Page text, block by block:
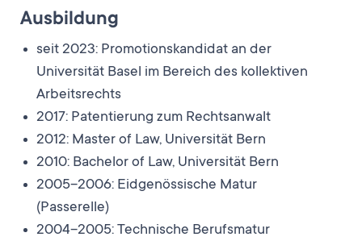
Ausbildung
seit 2023: Promotionskandidat an der
Universität Basel im Bereich des kollektiven
Arbeitsrechts
2017: Patentierung zum Rechtsanwalt
2012: Master of Law, Universität Bern
2010: Bachelor of Law, Universität Bern
2005–2006: Eidgenössische Matur
(Passerelle)
2004–2005: Technische Berufsmatur